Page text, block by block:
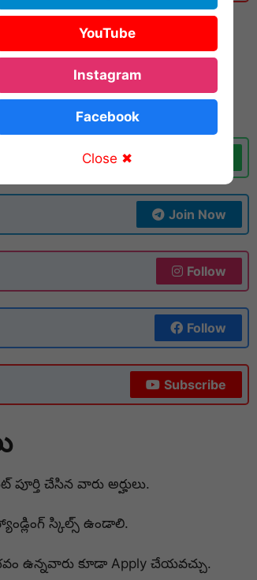
ఉండాలి.
Join Now
Follow
Follow
Subscribe
చేసిన వారు అర్హులు.
స్కిల్స్ ఉండాలి.
ఉన్నవారు కూడా Apply చేయవచ్చు.
YouTube
Instagram
Facebook
Close ✖